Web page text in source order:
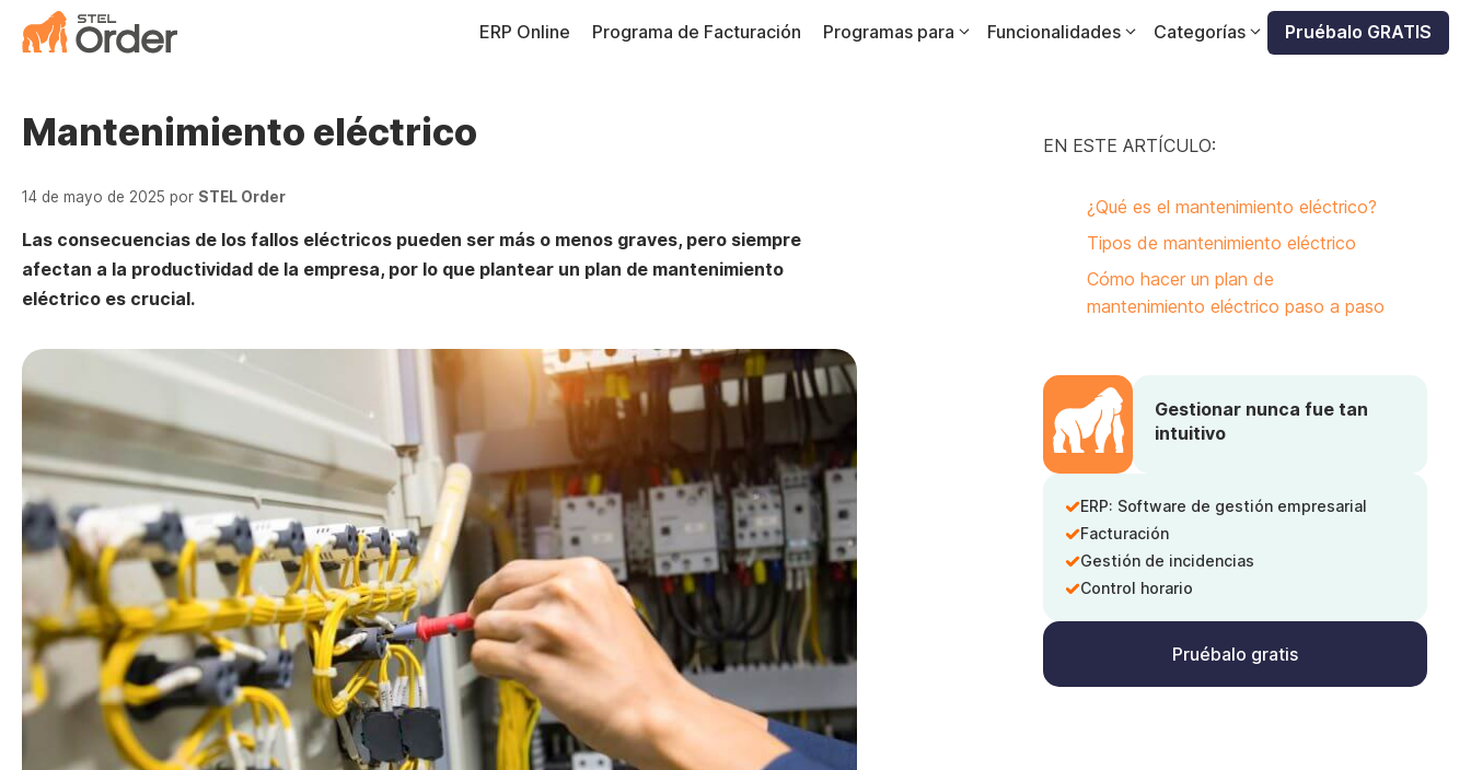
ERP Online Programa de Facturación Programas para Funcionalidades Categorías Pruébalo GRATIS
Mantenimiento eléctrico
14 de mayo de 2025 por STEL Order
Las consecuencias de los fallos eléctricos pueden ser más o menos graves, pero siempre
afectan a la productividad de la empresa, por lo que plantear un plan de mantenimiento
eléctrico es crucial.
EN ESTE ARTÍCULO:
¿Qué es el mantenimiento eléctrico?
Tipos de mantenimiento eléctrico
Cómo hacer un plan de
mantenimiento eléctrico paso a paso
Gestionar nunca fue tan
intuitivo
ERP: Software de gestión empresarial
Facturación
Gestión de incidencias
Control horario
Pruébalo gratis